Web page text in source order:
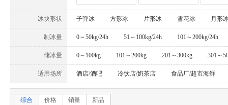
冰块形状 子弹冰 方形冰 片形冰 雪花冰 月形
制冰量 0～50kg/24h 51～100kg/24h 101～200kg/24h
储冰量 0～100kg 101～200kg 201～300kg 301～
适用场所 酒店/酒吧 冷饮店/奶茶店 食品厂/超市海鲜
综合 价格 销量 新品